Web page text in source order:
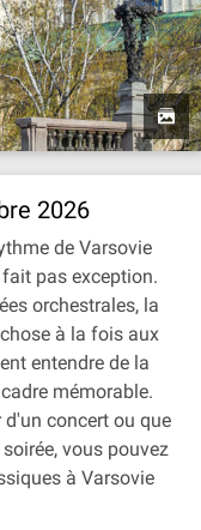
2026
de Varsovie
pas exception.
orchestrales, la
à la fois aux
entendre de la
mémorable.
concert ou que
vous pouvez
à Varsovie